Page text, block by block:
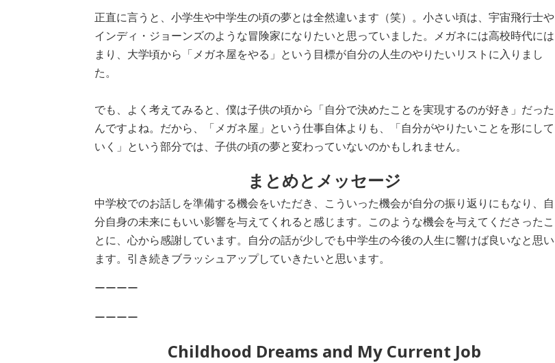
正直に言うと、小学生や中学生の頃の夢とは全然違います（笑）。小さい頃は、宇宙飛行士や
インディ・ジョーンズのような冒険家になりたいと思っていました。メガネには高校時代には
まり、大学頃から「メガネ屋をやる」という目標が自分の人生のやりたいリストに入りまし
た。
でも、よく考えてみると、僕は子供の頃から「自分で決めたことを実現するのが好き」だった
んですよね。だから、「メガネ屋」という仕事自体よりも、「自分がやりたいことを形にして
いく」という部分では、子供の頃の夢と変わっていないのかもしれません。
まとめとメッセージ
中学校でのお話しを準備する機会をいただき、こういった機会が自分の振り返りにもなり、自
分自身の未来にもいい影響を与えてくれると感じます。このような機会を与えてくださったこ
とに、心から感謝しています。自分の話が少しでも中学生の今後の人生に響けば良いなと思い
ます。引き続きブラッシュアップしていきたいと思います。
ーーーー
ーーーー
Childhood Dreams and My Current Job